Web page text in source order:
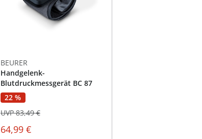
BEURER
Handgelenk-
Blutdruckmessgerät BC 87
22 %
64,99 €
UVP 83,49 €